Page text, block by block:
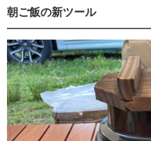
朝ご飯の新ツール